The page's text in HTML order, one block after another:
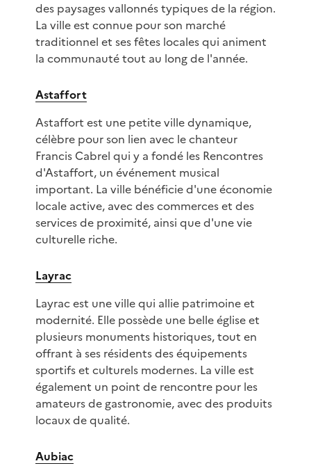
des paysages vallonnés typiques de la région.
La ville est connue pour son marché
traditionnel et ses fêtes locales qui animent
la communauté tout au long de l'année.
Astaffort
Astaffort est une petite ville dynamique,
célèbre pour son lien avec le chanteur
Francis Cabrel qui y a fondé les Rencontres
d'Astaffort, un événement musical
important. La ville bénéficie d'une économie
locale active, avec des commerces et des
services de proximité, ainsi que d'une vie
culturelle riche.
Layrac
Layrac est une ville qui allie patrimoine et
modernité. Elle possède une belle église et
plusieurs monuments historiques, tout en
offrant à ses résidents des équipements
sportifs et culturels modernes. La ville est
également un point de rencontre pour les
amateurs de gastronomie, avec des produits
locaux de qualité.
Aubiac